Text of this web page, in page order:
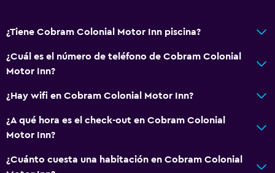
Senderismo
Pesca
Golf
Ciclismo
Habitaciones familiares
¿Tiene Cobram Colonial Motor Inn piscina?
¿Cuál es el número de teléfono de Cobram Colonial
Motor Inn?
¿Hay wifi en Cobram Colonial Motor Inn?
¿A qué hora es el check-out en Cobram Colonial
Motor Inn?
¿Cuánto cuesta una habitación en Cobram Colonial